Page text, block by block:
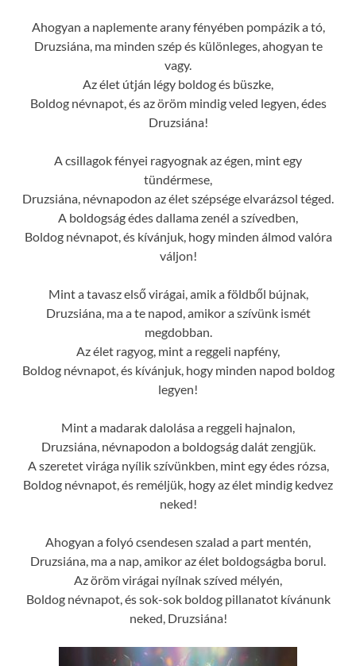
Ahogyan a naplemente arany fényében pompázik a tó,
Druzsiána, ma minden szép és különleges, ahogyan te
vagy.
Az élet útján légy boldog és büszke,
Boldog névnapot, és az öröm mindig veled legyen, édes
Druzsiána!
A csillagok fényei ragyognak az égen, mint egy
tündérmese,
Druzsiána, névnapodon az élet szépsége elvarázsol téged.
A boldogság édes dallama zenél a szívedben,
Boldog névnapot, és kívánjuk, hogy minden álmod valóra
váljon!
Mint a tavasz első virágai, amik a földből bújnak,
Druzsiána, ma a te napod, amikor a szívünk ismét
megdobban.
Az élet ragyog, mint a reggeli napfény,
Boldog névnapot, és kívánjuk, hogy minden napod boldog
legyen!
Mint a madarak dalolása a reggeli hajnalon,
Druzsiána, névnapodon a boldogság dalát zengjük.
A szeretet virága nyílik szívünkben, mint egy édes rózsa,
Boldog névnapot, és reméljük, hogy az élet mindig kedvez
neked!
Ahogyan a folyó csendesen szalad a part mentén,
Druzsiána, ma a nap, amikor az élet boldogságba borul.
Az öröm virágai nyílnak szíved mélyén,
Boldog névnapot, és sok-sok boldog pillanatot kívánunk
neked, Druzsiána!